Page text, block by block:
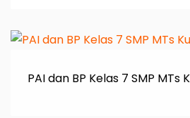
PAI dan BP Kelas 7 SMP